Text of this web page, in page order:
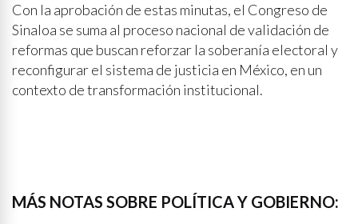
Con la aprobación de estas minutas, el Congreso de
Sinaloa se suma al proceso nacional de validación de
reformas que buscan reforzar la soberanía electoral y
reconfigurar el sistema de justicia en México, en un
contexto de transformación institucional.
MÁS NOTAS SOBRE POLÍTICA Y GOBIERNO: